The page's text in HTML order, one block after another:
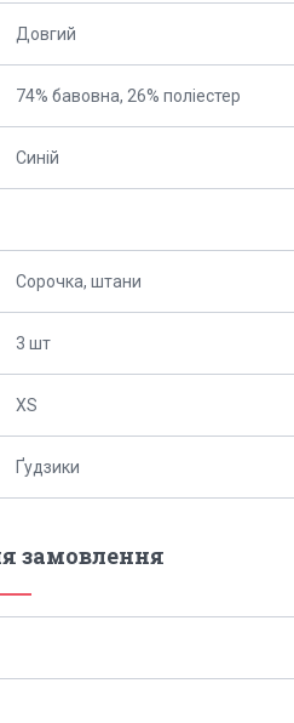
Довгий
74% бавовна, 26% поліестер
Синій
Сорочка, штани
3 шт
XS
Ґудзики
замовлення